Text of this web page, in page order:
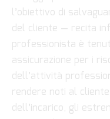
l’obiettivo di
del cliente — recita
professionista è
assicurazione per i
dell’attività
rendere noti al
dell’incarico, gli